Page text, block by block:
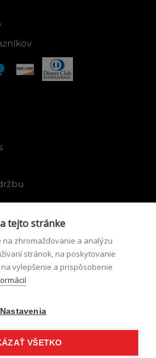
od zmluvy
tejto stránke
na zhromažďovanie a analýzu
stránok, na poskytovanie
vylepšenie a prispôsobenie
Nastavenia
VŠETKO